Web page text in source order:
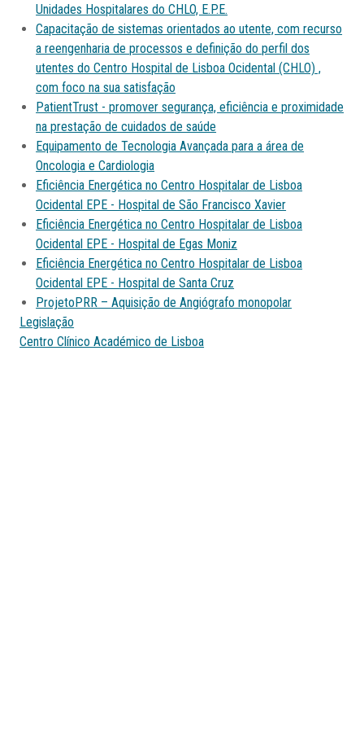
Unidades Hospitalares do CHLO, E.P.E.
Capacitação de sistemas orientados ao utente, com recurso
a reengenharia de processos e definição do perfil dos
utentes do Centro Hospital de Lisboa Ocidental (CHLO) ,
com foco na sua satisfação
PatientTrust - promover segurança, eficiência e proximidade
na prestação de cuidados de saúde
Equipamento de Tecnologia Avançada para a área de
Oncologia e Cardiologia
Eficiência Energética no Centro Hospitalar de Lisboa
Ocidental EPE - Hospital de São Francisco Xavier
Eficiência Energética no Centro Hospitalar de Lisboa
Ocidental EPE - Hospital de Egas Moniz
Eficiência Energética no Centro Hospitalar de Lisboa
Ocidental EPE - Hospital de Santa Cruz
ProjetoPRR – Aquisição de Angiógrafo monopolar
Legislação
Centro Clínico Académico de Lisboa